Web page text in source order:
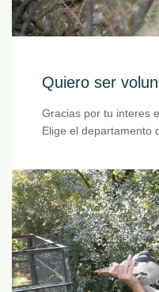
Quiero ser
Gracias por tu interes
Elige el departamento